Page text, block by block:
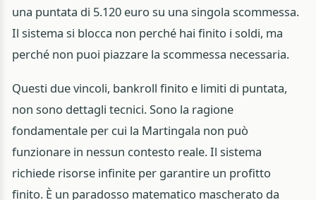
una puntata di 5.120 euro su una singola scommessa.
Il sistema si blocca non perché hai finito i soldi, ma
perché non puoi piazzare la scommessa necessaria.
Questi due vincoli, bankroll finito e limiti di puntata,
non sono dettagli tecnici. Sono la ragione
fondamentale per cui la Martingala non può
funzionare in nessun contesto reale. Il sistema
richiede risorse infinite per garantire un profitto
finito. È un paradosso matematico mascherato da